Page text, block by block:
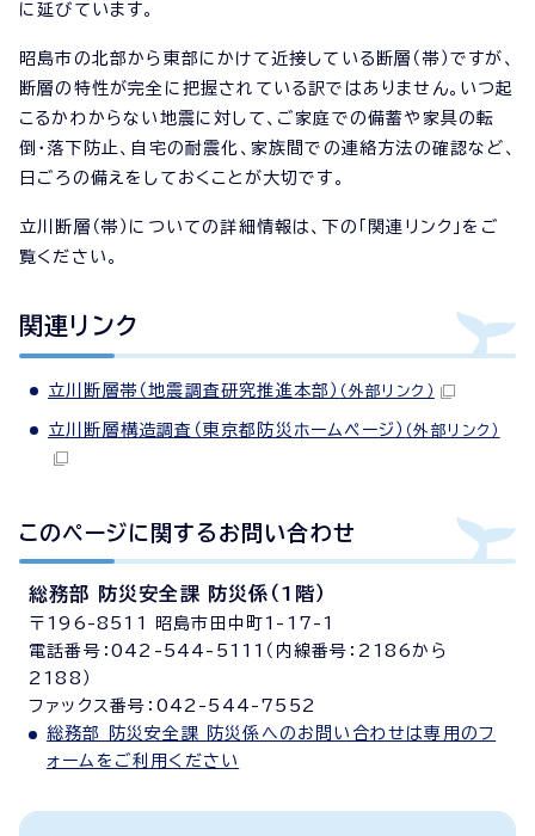
に延びています。
昭島市の北部から東部にかけて近接している断層（帯）ですが、
断層の特性が完全に把握されている訳ではありません。いつ起
こるかわからない地震に対して、ご家庭での備蓄や家具の転
倒・落下防止、自宅の耐震化、家族間での連絡方法の確認など、
日ごろの備えをしておくことが大切です。
立川断層（帯）についての詳細情報は、下の「関連リンク」をご
覧ください。
関連リンク
立川断層帯（地震調査研究推進本部） （外部リンク）
立川断層構造調査（東京都防災ホームページ） （外部リンク）
このページに関する お問い合わせ
総務部 防災安全課 防災係（1階）
〒196-8511 昭島市田中町1-17-1
電話番号：042-544-5111（内線番号：2186から
2188）
ファックス番号：042-544-7552
総務部 防災安全課 防災係へのお問い合わせは専用のフ
ォームをご利用ください